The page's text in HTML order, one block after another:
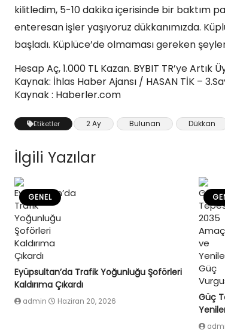
kilitledim, 5-10 dakika içerisinde bir baktım
enteresan işler yaşıyoruz dükkanımızda.
başladı. Küplüce’de olmaması gereken
Hesap Aç, 1.000 TL Kazan. BYBIT TR’ye Artık
Kaynak: İhlas Haber Ajansı / HASAN TİK –
Kaynak : Haberler.com
Etiketler 2 Ay Bulunan Dükkan
İlgili Yazılar
GENEL
Eyüpsultan’da Trafik Yoğunluğu Şoförleri
Kaldırıma Çıkardı
admin Haziran 20, 2026
Güç